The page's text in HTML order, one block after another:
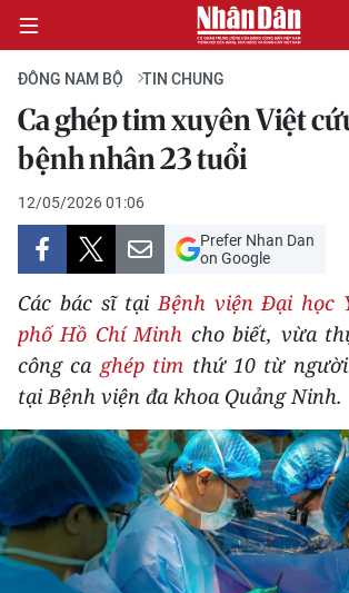
CHÍNH TRỊ
KINH TẾ
VĂN HÓA
XÃ HỘI
PHÁP LUẬT
THẾ GIỚI
THỂ THAO
GIÁO DỤC
ĐÔNG NAM BỘ TIN CHUNG
Ca ghép tim xuyên Việt
bệnh nhân 23 tuổi
12/05/2026 01:06
Prefer Nhan Dan
on Google
Các bác sĩ tạiBệnh viện Đại học
phố Hồ Chí Minh cho biết, vừa
công ca ghép tim thứ 10 từ
tại Bệnh viện đa khoa Quảng Ninh.